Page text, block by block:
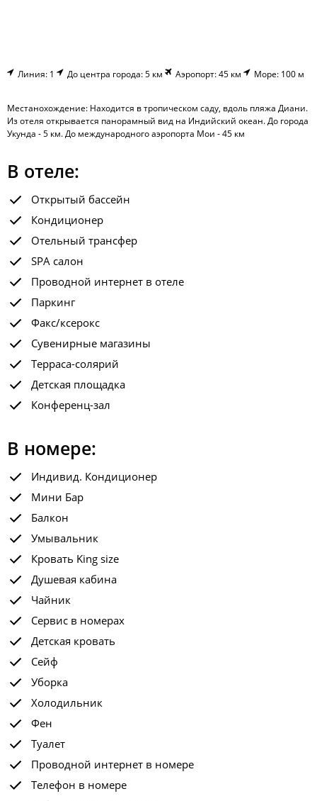
Линия: 1 До центра города: 5 км Аэропорт: 45 км Море: 100 м
Местанохождение: Находится в тропическом саду, вдоль пляжа Диани.
Из отеля открывается панорамный вид на Индийский океан. До города
Укунда - 5 км. До международного аэропорта Мои - 45 км
В отеле:
Открытый бассейн
Кондиционер
Отельный трансфер
SPA салон
Проводной интернет в отеле
Паркинг
Факс/ксерокс
Сувенирные магазины
Терраса-солярий
Детская площадка
Конференц-зал
В номере:
Индивид. Кондиционер
Мини Бар
Балкон
Умывальник
Кровать King size
Душевая кабина
Чайник
Сервис в номерах
Детская кровать
Сейф
Уборка
Холодильник
Фен
Туалет
Проводной интернет в номере
Телефон в номере